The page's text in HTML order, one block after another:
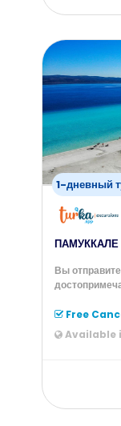
1-дневный
ПАМУККАЛЕ
Вы
Free
Available